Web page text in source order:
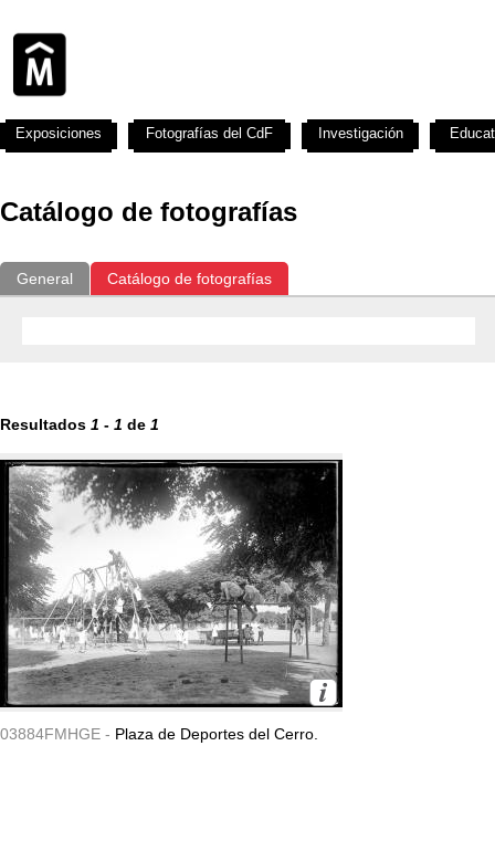
Catálogo de fotografías
General Catálogo de fotografías
Resultados 1 - 1 de 1
03884FMHGE - Plaza de Deportes del Cerro.
Exposiciones Fotografías del CdF Investigación